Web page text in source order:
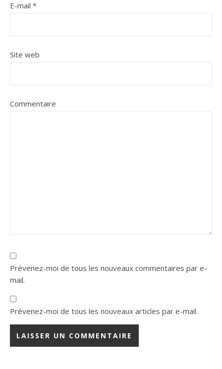
E-mail *
Site web
Commentaire
Prévenez-moi de tous les nouveaux commentaires par e-
mail.
Prévenez-moi de tous les nouveaux articles par e-mail.